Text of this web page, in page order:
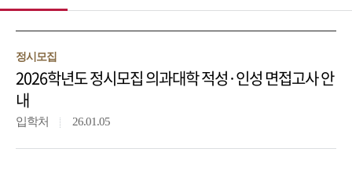
정시모집
2026학년도 정시모집 의과대학 적성·인성 면접고사 안
내
입학처 26.01.05